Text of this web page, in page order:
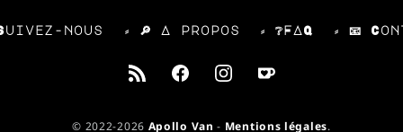
nous ⸗ 🔎 A propos ⸗ ❔FAQ ⸗ 📧
© 2022-2026 Apollo Van - Mentions légales.